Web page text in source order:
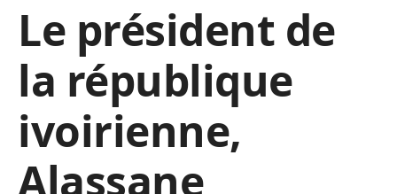
Le président de
la république
ivoirienne,
Alassane